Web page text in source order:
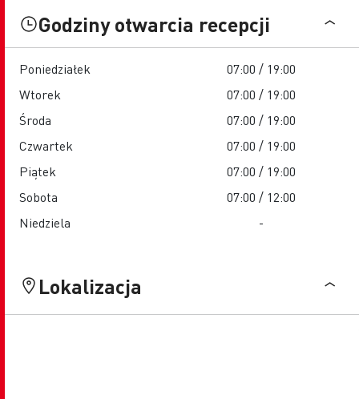
Godziny otwarcia recepcji
Poniedziałek
07:00 / 19:00
Wtorek
07:00 / 19:00
Środa
07:00 / 19:00
Czwartek
07:00 / 19:00
Piątek
07:00 / 19:00
Sobota
07:00 / 12:00
Niedziela
-
Lokalizacja